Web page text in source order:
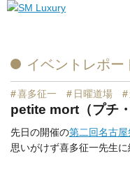
イベントレポー
#喜多征一 # 日曜道場 #
petite mort（プチ・
先日の開催の第二回名古
思いがけず喜多征一先生